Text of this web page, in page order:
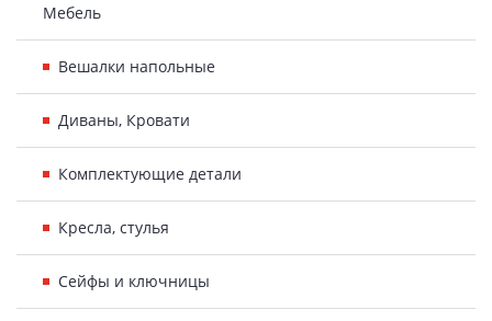
Мебель
Вешалки напольные
Диваны, Кровати
Комплектующие детали
Кресла, стулья
Сейфы и ключницы